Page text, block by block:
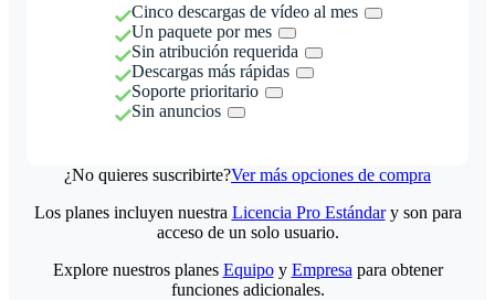
Cinco descargas de vídeo al mes
Un paquete por mes
Sin atribución requerida
Descargas más rápidas
Soporte prioritario
Sin anuncios
¿No quieres suscribirte?Ver más opciones de compra
Los planes incluyen nuestra Licencia Pro Estándary son para
acceso de un solo usuario.
Explore nuestros planes Equipoy Empresa para obtener
funciones adicionales.